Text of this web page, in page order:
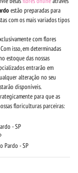
estão preparadas para
com os mais variados tipos
com flores
isso, em determinadas
estoque das nossas
entrarão em
alteração no seu
disponíveis.
para que as
floriculturas parceiras:
- SP
Pardo - SP